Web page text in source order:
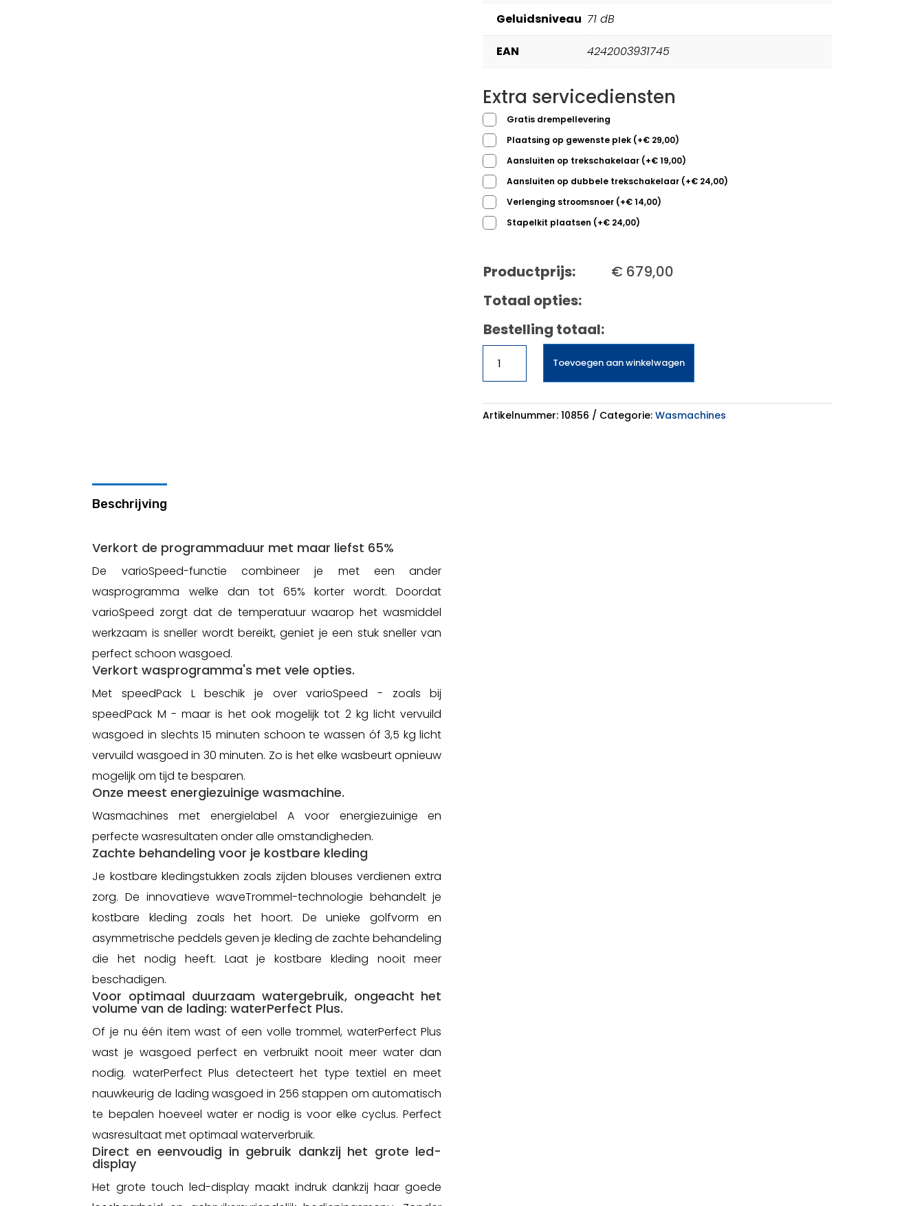
Geluidsniveau 71 dB
EAN 4242003931745
Extra servicediensten
Gratis drempellevering
Plaatsing op gewenste plek (+€29,00)
Aansluiten op trekschakelaar (+€19,00)
Aansluiten op dubbele trekschakelaar (+€24,00)
Verlenging stroomsnoer (+€14,00)
Stapelkit plaatsen (+€24,00)
Productprijs: €679,00
Totaal opties:
Bestelling totaal:
WU14UT20NL
aantal
Toevoegen aan winkelwagen
Artikelnummer: 10856 Categorie: Wasmachines
Beschrijving
Verkort de programmaduur met maar liefst 65%
De varioSpeed-functie combineer je met een ander
wasprogramma welke dan tot 65% korter wordt. Doordat
varioSpeed zorgt dat de temperatuur waarop het wasmiddel
werkzaam is sneller wordt bereikt, geniet je een stuk sneller van
perfect schoon wasgoed.
Verkort wasprogramma's met vele opties.
Met speedPack L beschik je over varioSpeed - zoals bij
speedPack M - maar is het ook mogelijk tot 2 kg licht vervuild
wasgoed in slechts 15 minuten schoon te wassen óf 3,5 kg licht
vervuild wasgoed in 30 minuten. Zo is het elke wasbeurt opnieuw
mogelijk om tijd te besparen.
Onze meest energiezuinige wasmachine.
Wasmachines met energielabel A voor energiezuinige en
perfecte wasresultaten onder alle omstandigheden.
Zachte behandeling voor je kostbare kleding
Je kostbare kledingstukken zoals zijden blouses verdienen extra
zorg. De innovatieve waveTrommel-technologie behandelt je
kostbare kleding zoals het hoort. De unieke golfvorm en
asymmetrische peddels geven je kleding de zachte behandeling
die het nodig heeft. Laat je kostbare kleding nooit meer
beschadigen.
Voor optimaal duurzaam watergebruik, ongeacht het
volume van de lading: waterPerfect Plus.
Of je nu één item wast of een volle trommel, waterPerfect Plus
wast je wasgoed perfect en verbruikt nooit meer water dan
nodig. waterPerfect Plus detecteert het type textiel en meet
nauwkeurig de lading wasgoed in 256 stappen om automatisch
te bepalen hoeveel water er nodig is voor elke cyclus. Perfect
wasresultaat met optimaal waterverbruik.
Direct en eenvoudig in gebruik dankzij het grote led-
display
Het grote touch led-display maakt indruk dankzij haar goede